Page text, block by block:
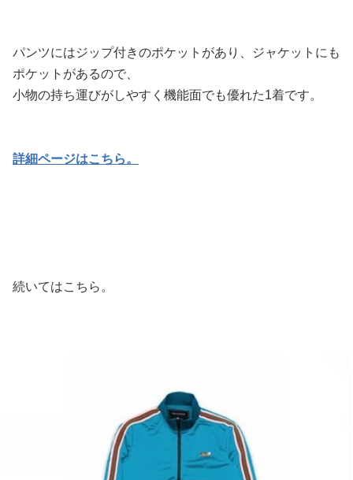
パンツにはジップ付きのポケットがあり、ジャケットにも
ポケットがあるので、
小物の持ち運びがしやすく機能面でも優れた1着です。
詳細ページはこちら。
続いてはこちら。